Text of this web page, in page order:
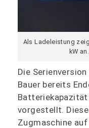
Als Ladeleistung
kW
Die
Bauer bereits
vorgestellt.
Zugmaschine